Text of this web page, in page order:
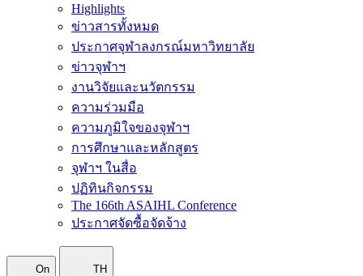
Highlights
ข่าวสารทั้งหมด
ประกาศจุฬาลงกรณ์มหาวิทยาลัย
ข่าวจุฬาฯ
งานวิจัยและนวัตกรรม
ความร่วมมือ
ความภูมิใจของจุฬาฯ
การศึกษาและหลักสูตร
จุฬาฯ ในสื่อ
ปฏิทินกิจกรรม
The 166th ASAIHL Conference
ประกาศจัดซื้อจัดจ้าง
On TH